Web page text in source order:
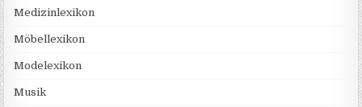
Medizinlexikon
Möbellexikon
Modelexikon
Musik